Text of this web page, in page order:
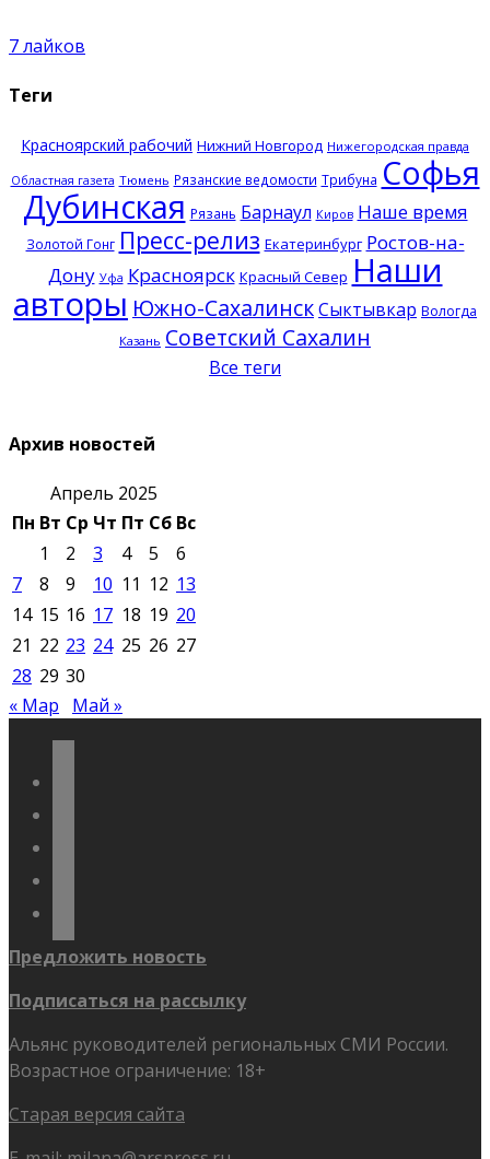
7лайков
Теги
Красноярский рабочий Нижний Новгород Нижегородская правда
Областная газета Тюмень Рязанские ведомости Трибуна Софья
Дубинская Рязань Барнаул Киров Наше время
Золотой Гонг Пресс-релиз Екатеринбург Ростов-на-
Дону Уфа Красноярск Красный Север Наши
авторы Южно-СахалинскСыктывкар Вологда
Казань Советский Сахалин
Все теги
Архив новостей
Апрель 2025
Пн Вт Ср Чт Пт Сб Вс
1
2 3 4 5
6
7
8 9 10 11 12 13
14 15 16 17 18 19 20
21 22 23 24 25 26 27
28 29 30
« Мар
Май »
Предложить новость
Подписаться на рассылку
Альянс руководителей региональных СМИ России.
Возрастное ограничение: 18+
Старая версия сайта